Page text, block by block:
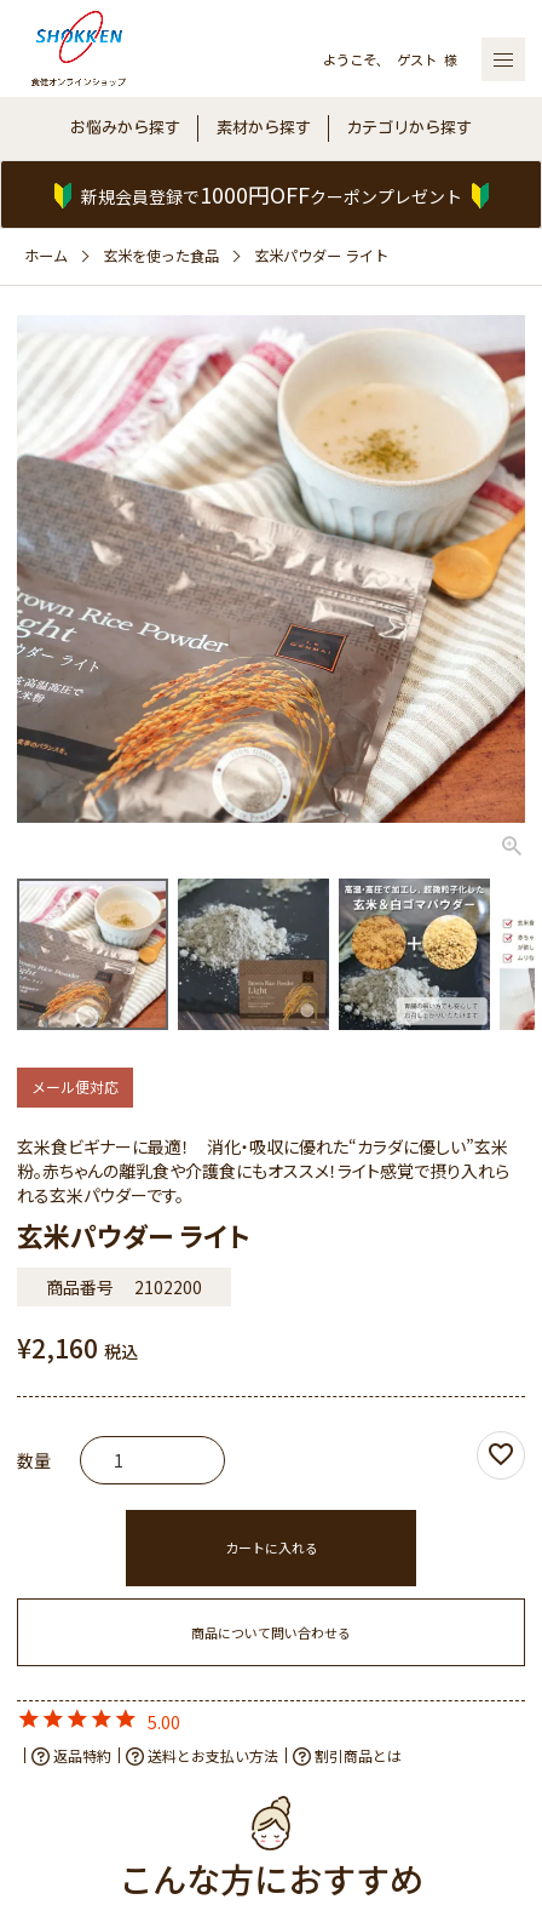
ようこそ、 ゲスト 様
お悩みから探す 素材から探す カテゴリから探す
新規会員登録で1000円OFFクーポンプレゼント
ホーム 玄米を使った食品 玄米パウダー ライト
メール便対応
玄米食ビギナーに最適！ 消化・吸収に優れた“カラダに優しい”玄米
粉。赤ちゃんの離乳食や介護食にもオススメ！ライト感覚で摂り入れら
れる玄米パウダーです。
玄米パウダー ライト
商品番号 2102200
¥2,160 税込
カートに入れる
商品について問い合わせる
5.00
返品特約 送料とお支払い方法 割引商品とは
こんな方におすすめ